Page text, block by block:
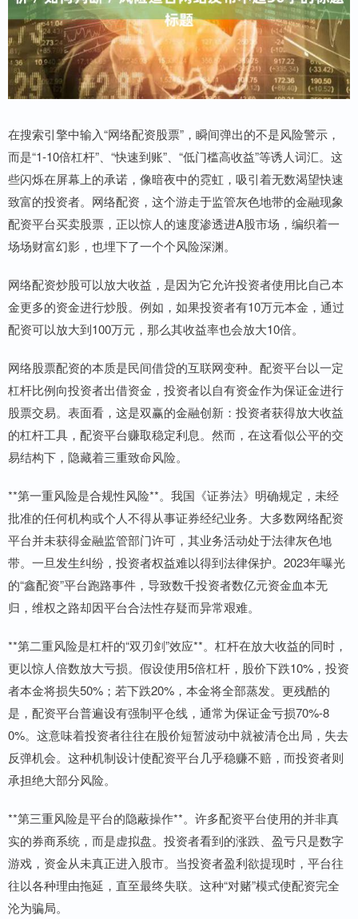
在搜索引擎中输入“网络配资股票”，瞬间弹出的不是风险警示，
而是“1-10倍杠杆”、“快速到账”、“低门槛高收益”等诱人词汇。这
些闪烁在屏幕上的承诺，像暗夜中的霓虹，吸引着无数渴望快速
致富的投资者。网络配资，这个游走于监管灰色地带的金融现象
配资平台买卖股票，正以惊人的速度渗透进A股市场，编织着一
场场财富幻影，也埋下了一个个风险深渊。
网络配资炒股可以放大收益，是因为它允许投资者使用比自己本
金更多的资金进行炒股。例如，如果投资者有10万元本金，通过
配资可以放大到100万元，那么其收益率也会放大10倍。
网络股票配资的本质是民间借贷的互联网变种。配资平台以一定
杠杆比例向投资者出借资金，投资者以自有资金作为保证金进行
股票交易。表面看，这是双赢的金融创新：投资者获得放大收益
的杠杆工具，配资平台赚取稳定利息。然而，在这看似公平的交
易结构下，隐藏着三重致命风险。
**第一重风险是合规性风险**。我国《证券法》明确规定，未经
批准的任何机构或个人不得从事证券经纪业务。大多数网络配资
平台并未获得金融监管部门许可，其业务活动处于法律灰色地
带。一旦发生纠纷，投资者权益难以得到法律保护。2023年曝光
的“鑫配资”平台跑路事件，导致数千投资者数亿元资金血本无
归，维权之路却因平台合法性存疑而异常艰难。
**第二重风险是杠杆的“双刃剑”效应**。杠杆在放大收益的同时，
更以惊人倍数放大亏损。假设使用5倍杠杆，股价下跌10%，投资
者本金将损失50%；若下跌20%，本金将全部蒸发。更残酷的
是，配资平台普遍设有强制平仓线，通常为保证金亏损70%-8
0%。这意味着投资者往往在股价短暂波动中就被清仓出局，失去
反弹机会。这种机制设计使配资平台几乎稳赚不赔，而投资者则
承担绝大部分风险。
**第三重风险是平台的隐蔽操作**。许多配资平台使用的并非真
实的券商系统，而是虚拟盘。投资者看到的涨跌、盈亏只是数字
游戏，资金从未真正进入股市。当投资者盈利欲提现时，平台往
往以各种理由拖延，直至最终失联。这种“对赌”模式使配资完全
沦为骗局。